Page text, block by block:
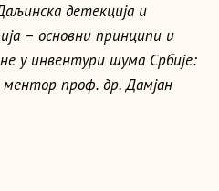
детекција и
– основни принципи и
у инвентури шума Србије:
ментор проф. др. Дамјан